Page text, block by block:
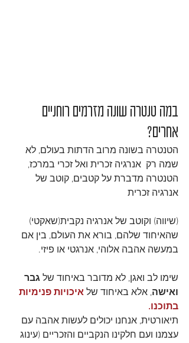
במה טנטרה שונה מזרמים רוחניים
אחרים?
הטנטרה בשונה מרוב הדתות בעולם, לא
שמה רק  אנרגיה זכרית ואל זכרי במרכז,
הטנטרה מדברת על קטבים, קוטב של
אנרגיה זכרית
(שיווה) וקוטב של אנרגיה נקבית(שאקטי)
שהאיחוד שלהם, בורא את העולם, בין אם
במעשה אהבה אלוהי, אנרגטי או פיזי.
שימו לב ואגן, לא מדובר באיחוד של גבר
ואישה, אלא באיחוד של איכויות פנימיות
בתוכנו.
תיאורטית, אנחנו יכולים לעשות אהבה עם
עצמנו ועם חלקינו הנקביים והזכריים (עינוג